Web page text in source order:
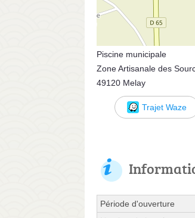
Piscine municipale
Zone Artisanale des
49120 Melay
Trajet Waze
Période d'ouverture